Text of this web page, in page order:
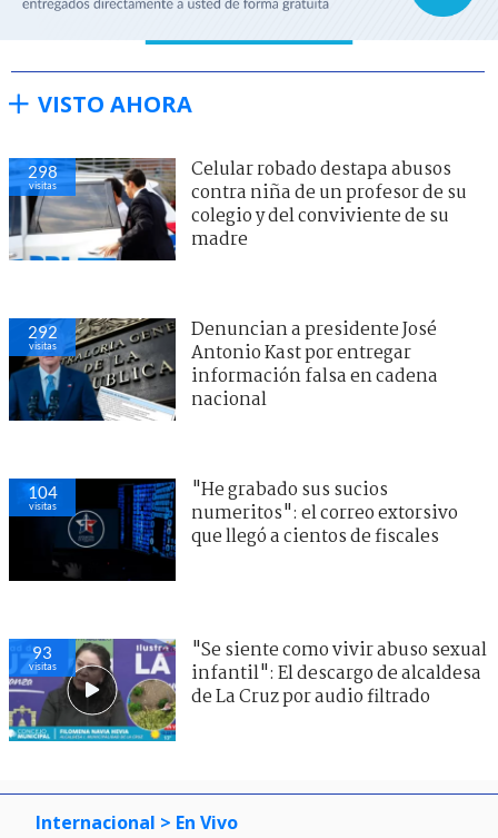
VISTO AHORA
298
visitas
Celular robado destapa abusos
contra niña de un profesor de su
colegio y del conviviente de su
madre
292
visitas
Denuncian a presidente José
Antonio Kast por entregar
información falsa en cadena
nacional
104
visitas
"He grabado sus sucios
numeritos": el correo extorsivo
que llegó a cientos de fiscales
93
visitas
"Se siente como vivir abuso sexual
infantil": El descargo de alcaldesa
de La Cruz por audio filtrado
Internacional > En Vivo